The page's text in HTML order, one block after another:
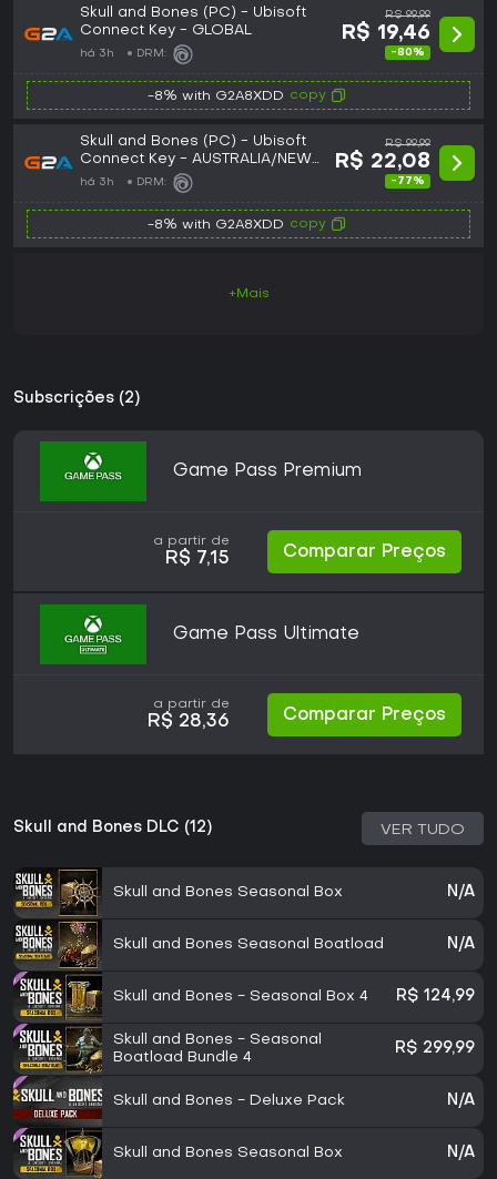
Skull and Bones (PC) - Ubisoft
Connect Key - GLOBAL
há 3h DRM:
R$ 99,99
R$ 19,46
-80%
-8% with G2A8XDD copy
Skull and Bones (PC) - Ubisoft
Connect Key - AUSTRALIA/NEW
ZEALAND
há 3h DRM:
R$ 99,99
R$ 22,08
-77%
-8% with G2A8XDD copy
+Mais
Subscrições (2)
Game Pass Premium
a partir de
R$ 7,15 Comparar Preços
Game Pass Ultimate
a partir de
R$ 28,36 Comparar Preços
Skull and Bones DLC (12) VER TUDO
Skull and Bones Seasonal Box N/A
Skull and Bones Seasonal Boatload N/A
Skull and Bones - Seasonal Box 4 R$ 124,99
Skull and Bones - Seasonal
Boatload Bundle 4
R$ 299,99
Skull and Bones - Deluxe Pack N/A
Skull and Bones Seasonal Box N/A